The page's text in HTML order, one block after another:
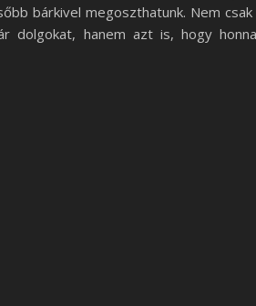
bárkivel megoszthatunk. Nem csak
dolgokat, hanem azt is, hogy